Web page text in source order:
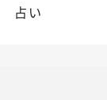
占い